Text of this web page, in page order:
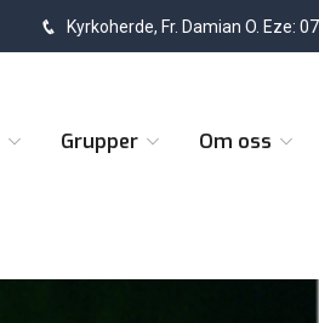
Kyrkoherde, Fr. Damian O. Eze:
Grupper Om oss